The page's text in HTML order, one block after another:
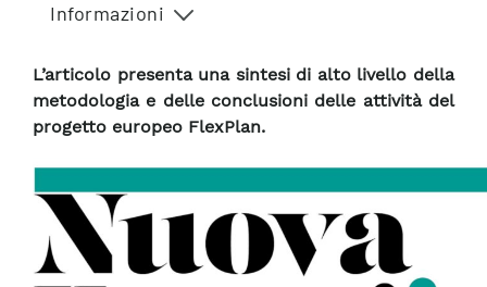
Informazioni
L’articolo presenta una sintesi di alto livello della
metodologia e delle conclusioni delle attività del
progetto europeo FlexPlan.